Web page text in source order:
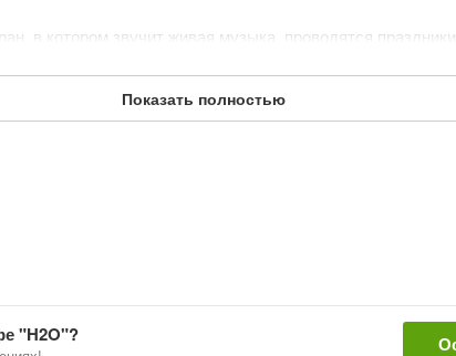
в котором звучит живая музыка, проводятся
белорусской и авторской кухни.
Показать полностью
"H2O"?